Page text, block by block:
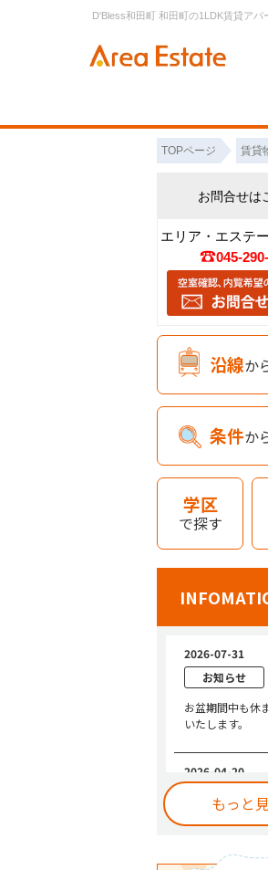
D'Bless和田町 和田町の1LDK賃貸アパ
TOPページ 賃貸
お問合せは
エリア・エステ
045-
沿線か
条件か
学区
で探す
もっと